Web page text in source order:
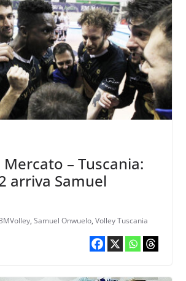
– Tuscania:
arriva Samuel
, Samuel Onwuelo, Volley Tuscania